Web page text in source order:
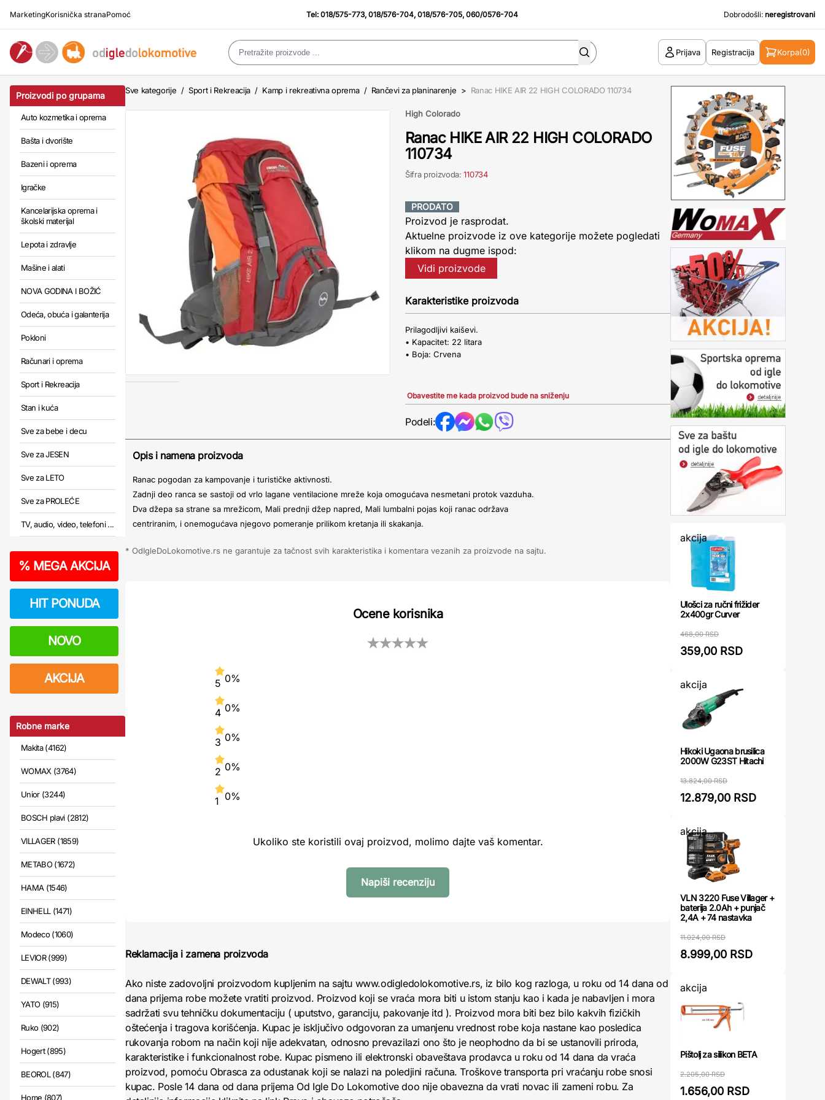
MarketingKorisnička stranaPomoć Tel:018/575-773,018/576-704,018/576-705,060/0576-704 Dobrodošli: neregistrovani
Prijava Registracija Korpa(0)
Proizvodi po grupama
Auto kozmetika i oprema
Bašta i dvorište
Bazeni i oprema
Igračke
Kancelarijska oprema i
školski materijal
Lepota i zdravlje
Mašine i alati
NOVA GODINA I BOŽIĆ
Odeća, obuća i galanterija
Pokloni
Računari i oprema
Sport i Rekreacija
Stan i kuća
Sve za bebe i decu
Sve za JESEN
Sve za LETO
Sve za PROLEĆE
TV, audio, video, telefoni ...
% MEGA AKCIJA
HIT PONUDA
NOVO
AKCIJA
Robne marke
Makita (4162)
WOMAX (3764)
Unior (3244)
BOSCH plavi (2812)
VILLAGER (1859)
METABO (1672)
HAMA (1546)
EINHELL (1471)
Modeco (1060)
LEVIOR (999)
DEWALT (993)
YATO (915)
Ruko (902)
Hogert (895)
BEOROL (847)
Home (807)
Sve kategorije / Sport i Rekreacija / Kamp i rekreativna oprema / Rančevi za planinarenje > Ranac HIKE AIR 22 HIGH COLORADO 110734
High Colorado
Ranac HIKE AIR 22 HIGH COLORADO
110734
Šifra proizvoda:110734
PRODATO
Proizvod je rasprodat.
Aktuelne proizvode iz ove kategorije možete pogledati
klikom na dugme ispod:
Vidi proizvode
Karakteristike proizvoda
Prilagodljivi kaiševi.
• Kapacitet: 22 litara
• Boja: Crvena
Obavestite me kada proizvod bude na sniženju
Podeli:
Opis i namena proizvoda
Ranac pogodan za kampovanje i turističke aktivnosti.
Zadnji deo ranca se sastoji od vrlo lagane ventilacione mreže koja omogućava nesmetani protok vazduha.
Dva džepa sa strane sa mrežicom, Mali prednji džep napred, Mali lumbalni pojas koji ranac održava
centriranim, i onemogućava njegovo pomeranje prilikom kretanja ili skakanja.
* OdIgleDoLokomotive.rs ne garantuje za tačnost svih karakteristika i komentara vezanih za proizvode na sajtu.
Ocene korisnika
5 0%
4 0%
3 0%
2 0%
1 0%
Ukoliko ste koristili ovaj proizvod, molimo dajte vaš komentar.
Napiši recenziju
Reklamacija i zamena proizvoda
Ako niste zadovoljni proizvodom kupljenim na sajtu www.odigledolokomotive.rs, iz bilo kog razloga, u roku od 14 dana od
dana prijema robe možete vratiti proizvod. Proizvod koji se vraća mora biti u istom stanju kao i kada je nabavljen i mora
sadržati svu tehničku dokumentaciju ( uputstvo, garanciju, pakovanje itd ). Proizvod mora biti bez bilo kakvih fizičkih
oštećenja i tragova korišćenja. Kupac je isključivo odgovoran za umanjenu vrednost robe koja nastane kao posledica
rukovanja robom na način koji nije adekvatan, odnosno prevazilazi ono što je neophodno da bi se ustanovili priroda,
karakteristike i funkcionalnost robe. Kupac pismeno ili elektronski obaveštava prodavca u roku od 14 dana da vraća
proizvod, pomoću Obrasca za odustanak koji se nalazi na poledjini računa. Troškove transporta pri vraćanju robe snosi
kupac. Posle 14 dana od dana prijema Od Igle Do Lokomotive doo nije obavezna da vrati novac ili zameni robu. Za
akcija
Ulošci za ručni frižider
2x400gr Curver
468,00 RSD
359,00 RSD
akcija
Hikoki Ugaona brusilica
2000W G23ST Hitachi
13.824,00 RSD
12.879,00 RSD
akcija
VLN 3220 Fuse Villager +
baterija 2.0Ah + punjač
2,4A + 74 nastavka
11.024,00 RSD
8.999,00 RSD
akcija
Pištolj za silikon BETA
2.205,00 RSD
1.656,00 RSD